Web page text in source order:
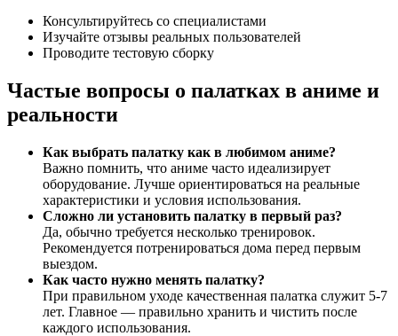
Консультируйтесь со специалистами
Изучайте отзывы реальных пользователей
Проводите тестовую сборку
Частые вопросы о палатках в аниме и
реальности
Как выбрать палатку как в любимом аниме?
Важно помнить, что аниме часто идеализирует
оборудование. Лучше ориентироваться на реальные
характеристики и условия использования.
Сложно ли установить палатку в первый раз?
Да, обычно требуется несколько тренировок.
Рекомендуется потренироваться дома перед первым
выездом.
Как часто нужно менять палатку?
При правильном уходе качественная палатка служит 5-7
лет. Главное — правильно хранить и чистить после
каждого использования.